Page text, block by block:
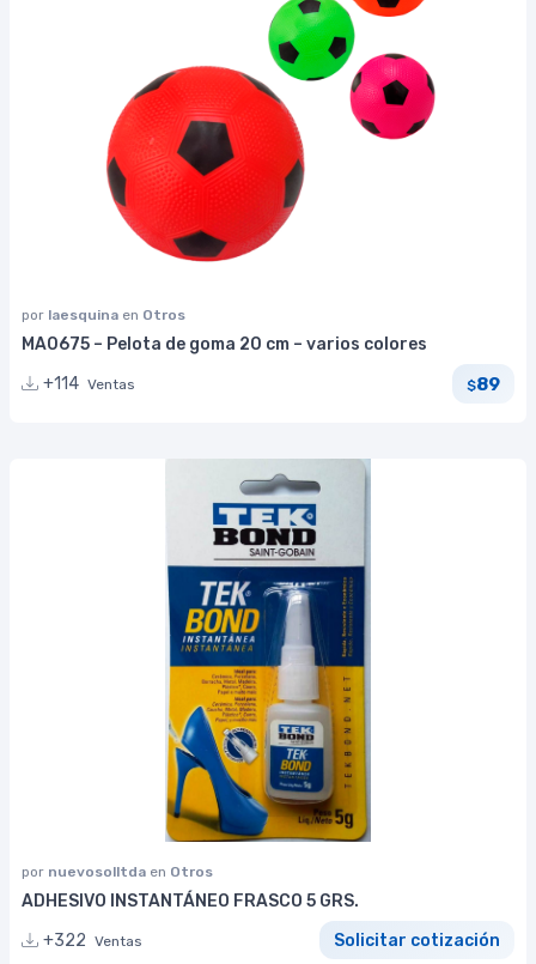
por laesquina en Otros
MA0675 – Pelota de goma 20 cm – varios colores
+114 Ventas $89
por nuevosolltda en Otros
ADHESIVO INSTANTÁNEO FRASCO 5 GRS.
+322 Ventas Solicitar cotización